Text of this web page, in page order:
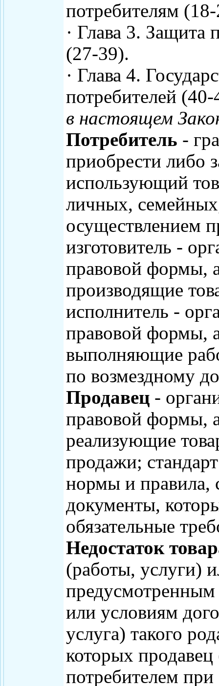
потребителям (18-
· Глава 3. Защита
(27-39).
· Глава 4.
потребителей (40-
в настоящем
Потребитель -
приобрести либо
использующий
личных,
осуществлением
изготовитель -
правовой формы,
производящие
исполнитель -
правовой формы,
выполняющие
по возмездному
Продавец -
правовой формы,
реализующие
продажи;
нормы и правила,
документы,
обязательные
Недостаток
(работы, услуги)
предусмотренным
или условиям
услуга) такого
которых продавец
потребителем